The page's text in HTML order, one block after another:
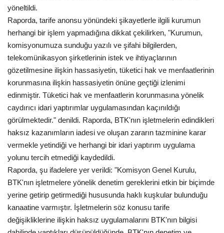
yöneltildi.
Raporda, tarife anonsu yönündeki şikayetlerle ilgili kurumun
herhangi bir işlem yapmadığına dikkat çekilirken, "Kurumun,
komisyonumuza sunduğu yazılı ve şifahi bilgilerden,
telekomünikasyon şirketlerinin istek ve ihtiyaçlarının
gözetilmesine ilişkin hassasiyetin, tüketici hak ve menfaatlerinin
korunmasına ilişkin hassasiyetin önüne geçtiği izlenimi
edinmiştir. Tüketici hak ve menfaatlerin korunmasına yönelik
caydırıcı idari yaptırımlar uygulamasından kaçınıldığı
görülmektedir." denildi. Raporda, BTK'nın işletmelerin edindikleri
haksız kazanımların iadesi ve oluşan zararın tazminine karar
vermekle yetindiği ve herhangi bir idari yaptırım uygulama
yolunu tercih etmediği kaydedildi.
Raporda, şu ifadelere yer verildi: "Komisyon Genel Kurulu,
BTK'nın işletmelere yönelik denetim gereklerini etkin bir biçimde
yerine getirip getirmediği hususunda haklı kuşkular bulunduğu
kanaatine varmıştır. İşletmelerin söz konusu tarife
değişikliklerine ilişkin haksız uygulamalarını BTK'nın bilgisi